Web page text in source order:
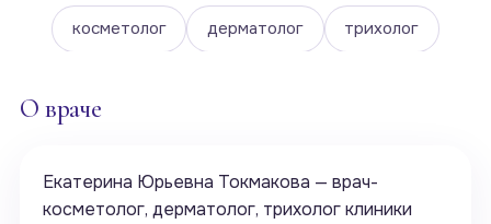
косметолог дерматолог трихолог
О враче
Екатерина Юрьевна Токмакова — врач-
косметолог, дерматолог, трихолог клиники